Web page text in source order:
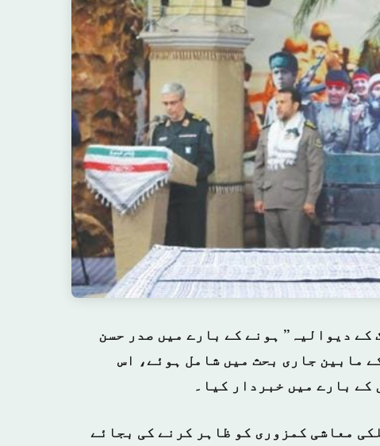
دیوالیہ” ہونے کے بارے میں صدر حسن
مابین جاری بحث میں شامل ہوئے، اس
کے بارے میں خبردار کیا۔
معاشی کمزوری کو ظاہر کرنے کی بجائے